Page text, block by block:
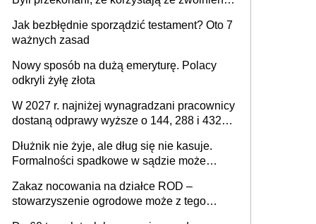
Jak bezbłędnie sporządzić testament? Oto 7
ważnych zasad
Nowy sposób na dużą emeryturę. Polacy
odkryli żyłę złota
W 2027 r. najniżej wynagradzani pracownicy
dostaną odprawy wyższe o 144, 288 i 432
Dłużnik nie żyje, ale dług się nie kasuje.
Formalności spadkowe w sądzie może
zmarłego
Zakaz nocowania na działce ROD –
stowarzyszenie ogrodowe może z tego